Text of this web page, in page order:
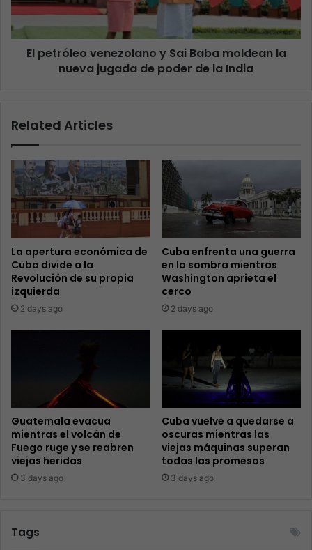
El petróleo venezolano y Sai Baba moldean la
nueva jugada de poder de la India
Related Articles
La apertura económica de
Cuba divide a la
Revolución de su propia
izquierda
2 days ago
Cuba enfrenta una guerra
en la sombra mientras
Washington aprieta el
cerco
2 days ago
Guatemala evacua
mientras el volcán de
Fuego ruge y se reabren
viejas heridas
3 days ago
Cuba vuelve a quedarse a
oscuras mientras las
viejas máquinas superan
todas las promesas
3 days ago
Tags